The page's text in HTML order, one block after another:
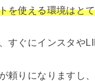
を使える環境はと
すぐにインスタや
頼りになりますし